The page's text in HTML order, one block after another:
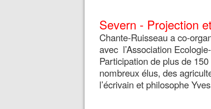
Severn - Projection
Chante-Ruisseau a co-
avec l’Association
Participation de plus de
nombreux élus, des
l’écrivain et philosophe